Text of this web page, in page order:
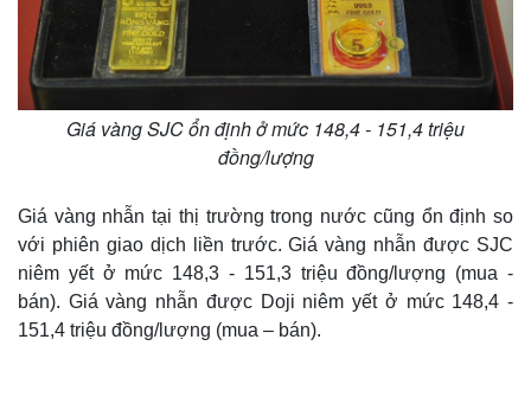
Giá vàng SJC ổn định ở mức 148,4 - 151,4 triệu
đồng/lượng
Giá vàng nhẫn tại thị trường trong nước cũng ổn định so
với phiên giao dịch liền trước. Giá vàng nhẫn được SJC
niêm yết ở mức 148,3 - 151,3 triệu đồng/lượng (mua -
bán). Giá vàng nhẫn được Doji niêm yết ở mức 148,4 -
151,4 triệu đồng/lượng (mua – bán).